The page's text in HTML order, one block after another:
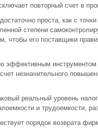
повторный счет в
проста, как с
степени
его поставщики
эффективным
незначительного
реальный уровень
и трудоемкости,
порядок возврата